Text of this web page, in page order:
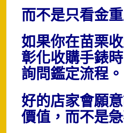
而不是只看金
如果你在苗栗
彰化收購手錶時
詢問鑑定流程。
好的店家會願
價值，而不是